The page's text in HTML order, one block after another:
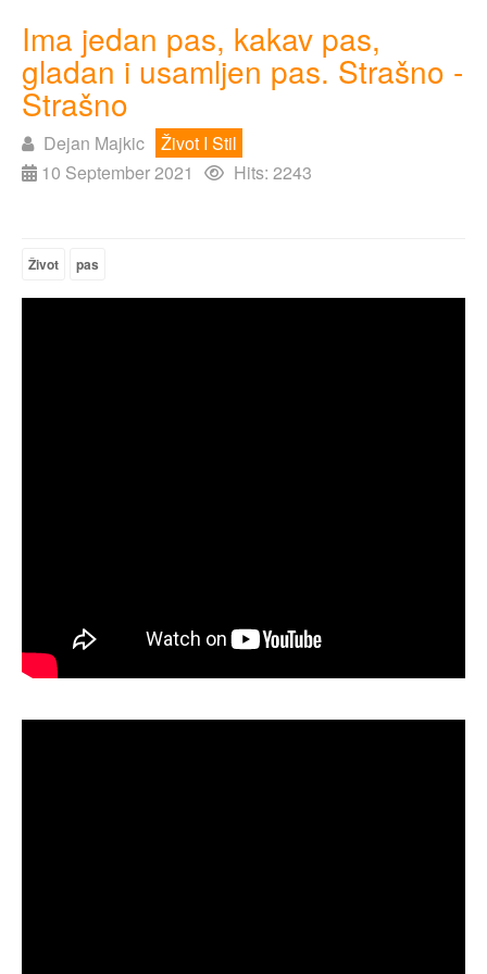
Ima jedan pas, kakav pas,
gladan i usamljen pas. Strašno -
Strašno
Dejan Majkic
Život I Stil
10 September 2021
Hits: 2243
Život pas